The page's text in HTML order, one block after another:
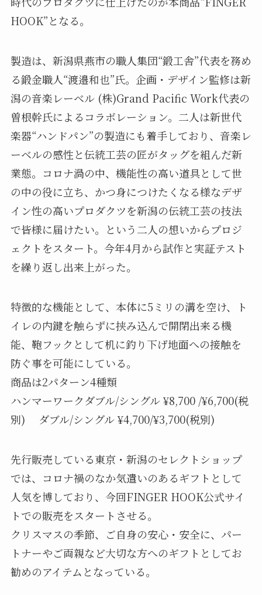
HOOK”となる。
製造は、新潟県燕市の職人集団“鍛工舎”代表を務め
る鍛金職人“渡邉和也”氏。企画・デザイン監修は新
潟の音楽レーベル (株)Grand Pacific Work代表の
曽根幹氏によるコラボレーション。二人は新世代
楽器“ハンドパン”の製造にも着手しており、音楽レ
ーベルの感性と伝統工芸の匠がタッグを組んだ新
業態。コロナ渦の中、機能性の高い道具として世
の中の役に立ち、かつ身につけたくなる様なデザ
イン性の高いプロダクツを新潟の伝統工芸の技法
で皆様に届けたい。という二人の想いからプロジ
ェクトをスタート。今年4月から試作と実証テスト
を繰り返し出来上がった。
特徴的な機能として、本体に5ミリの溝を空け、ト
イレの内鍵を触らずに挟み込んで開閉出来る機
能、鞄フックとして机に釣り下げ地面への接触を
防ぐ事を可能にしている。
商品は2パターン4種類
ハンマーワークダブル/シングル ¥8,700 /¥6,700(税
別) ダブル/シングル ¥4,700/¥3,700(税別)
先行販売している東京・新潟のセレクトショップ
では、コロナ禍のなか気遣いのあるギフトとして
人気を博しており、今回FINGER HOOK公式サイ
トでの販売をスタートさせる。
クリスマスの季節、ご自身の安心・安全に、パー
トナーやご両親など大切な方へのギフトとしてお
勧めのアイテムとなっている。